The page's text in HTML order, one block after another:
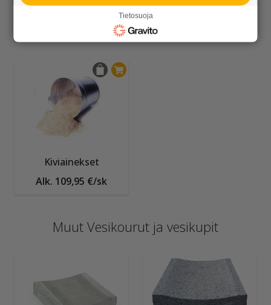
Saatat tarvita myös näitä tuotteita
Kiviainekset
Alk. 109,95 €/sk
Muut Vesikourut ja vesikupit
Tietosuoja